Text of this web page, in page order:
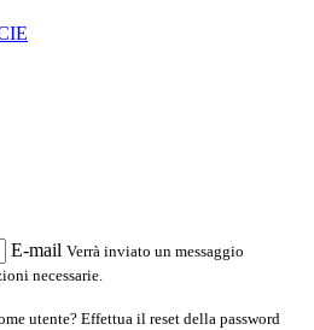
E-mail Verrà inviato un messaggio
necessarie.
utente? Effettua il reset della password